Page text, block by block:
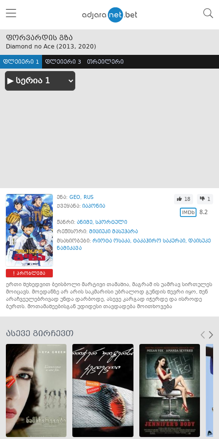
ფორვარდის გზა
Diamond no Ace (2013, 2020)
ფლეიერი 1 ფლეიერი 3 თრეილერი
პრობლემა
ენა: GEO RUS
ქვეყანა: იაპონია
18 1
8.2
ჟანრი: ანიმე, სპორტული
რეჟისორი: მიციუკი მასუჰარა
მსახიობები: რიოტა ოსაკა, ტაკაჰირო საკურაი, დაისუკე
ნამიკავა
ერთი შეხედვით ბეისბოლი მარტივი თამაშია, მაგრამ ის უამრავ სირთულეს
მოიცავს. მოედანზე არ არის საკმარისი უბრალოდ გუნდის წევრი იყო, შენ
არაჩვეულებრივად უნდა დარბოდე, ასევე კარგად იჭერდე და ისროდე
ბურთს. მოთამაშეებისგან უდიდესი თავდადება მოითხოვება
ასევე გირჩევთ